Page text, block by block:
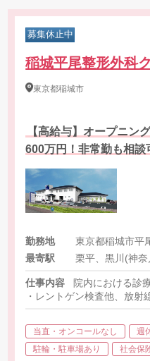
募集休止中
稲城平尾整形外科
東京都稲城市
【高給与】オープニン
600万円！非常勤も相談
勤務地
最寄駅
栗平、黒川(神
仕事内容
院内における診
・レントゲン検査他、放射
・MRI：キヤノン
・X線一般撮影装置：キャ
当直・オンコールなし 週
駐輪・駐車場あり
社会保